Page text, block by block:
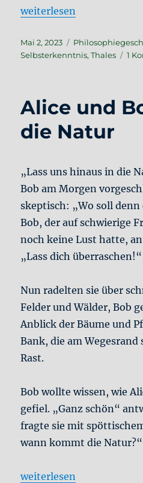
„Im Alten Griechenland
weiterlesen
Veröffentlicht
am
Mai 2, 2023 Kategorien
Selbsterkenntnis,Thales 1
Alice und
die Natur
„Lass uns hinaus in die
Bob am Morgen
skeptisch: „Wo soll denn
Bob, der auf schwierige
noch keine Lust hatte,
„Lass dich überraschen!“
Nun radelten sie über
Felder und Wälder, Bob
Anblick der Bäume und
Bank, die am
Rast.
Bob wollte wissen, wie
gefiel. „Ganz schön“
fragte sie mit
wann kommt die Natur?“
„Alice und Bob #1: In die
weiterlesen